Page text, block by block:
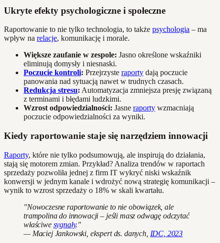
Ukryte efekty psychologiczne i społeczne
Raportowanie to nie tylko technologia, to także psychologia – ma
wpływ na relacje, komunikację i morale.
Większe zaufanie w zespole: Jasno określone wskaźniki
eliminują domysły i niesnaski.
Poczucie kontroli: Przejrzyste raporty dają poczucie
panowania nad sytuacją nawet w trudnych czasach.
Redukcja stresu: Automatyzacja zmniejsza presję związaną
z terminami i błędami ludzkimi.
Wzrost odpowiedzialności: Jasne raporty wzmacniają
poczucie odpowiedzialności za wyniki.
Kiedy raportowanie staje się narzędziem innowacji
Raporty, które nie tylko podsumowują, ale inspirują do działania,
stają się motorem zmian. Przykład? Analiza trendów w raportach
sprzedaży pozwoliła jednej z firm IT wykryć niski wskaźnik
konwersji w jednym kanale i wdrożyć nową strategię komunikacji –
wynik to wzrost sprzedaży o 18% w skali kwartału.
"Nowoczesne raportowanie to nie obowiązek, ale
trampolina do innowacji – jeśli masz odwagę odczytać
właściwe sygnały."
— Maciej Jankowski, ekspert ds. danych, IDC, 2023